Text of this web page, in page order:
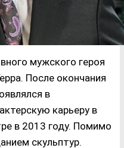
мужского героя
После окончания
в
карьеру в
в 2013 году. Помимо
скульптур.